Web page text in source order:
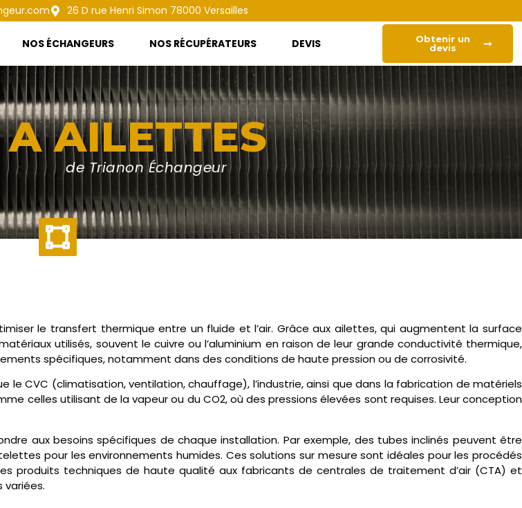
26 D rue Henri Simon 78000 Versailles
NOS ÉCHANGEURS NOS RÉCUPÉRATEURS DEVIS
Obtenir un
devis
AILETTES
de Trianon Échangeur
le transfert thermique entre un fluide et l’air. Grâce aux ailettes, qui augmentent la surface
utilisés, souvent le cuivre ou l’aluminium en raison de leur grande conductivité thermique,
spécifiques, notamment dans des conditions de haute pression ou de corrosivité.
CVC (climatisation, ventilation, chauffage), l’industrie, ainsi que dans la fabrication de matériels
celles utilisant de la vapeur ou du CO2, où des pressions élevées sont requises. Leur conception
aux besoins spécifiques de chaque installation. Par exemple, des tubes inclinés peuvent être
pour les environnements humides. Ces solutions sur mesure sont idéales pour les procédés
produits techniques de haute qualité aux fabricants de centrales de traitement d’air (CTA) et